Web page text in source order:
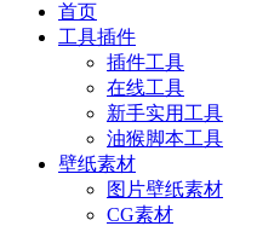
首页
工具插件
插件工具
在线工具
新手实用工具
油猴脚本工具
壁纸素材
图片壁纸素材
CG素材